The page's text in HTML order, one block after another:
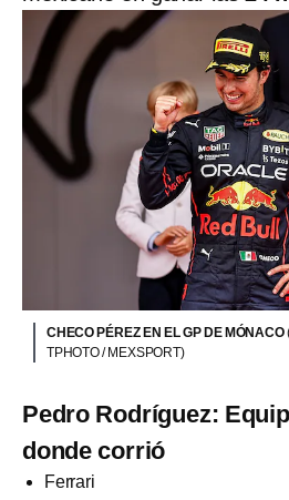
CHECO PÉREZ EN EL GP DE MÓNACO
TPHOTO / MEXSPORT)
Pedro Rodríguez:
donde corrió
Ferrari